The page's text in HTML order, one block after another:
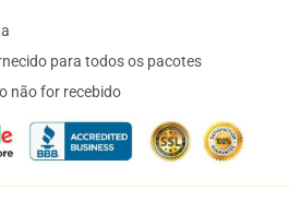
para todos os pacotes
não for recebido